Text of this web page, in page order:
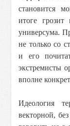
становится
итоге грозит
универсума.
не только со
и его
экстремисты
вполне
Идеология
векторной,